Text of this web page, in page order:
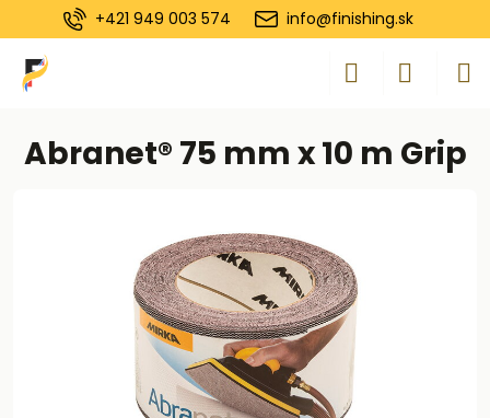
+421 949 003 574 info@finishing.sk
Abranet® 75 mm x 10 m Grip